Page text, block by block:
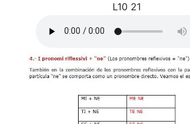
L10 21